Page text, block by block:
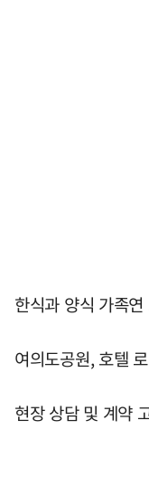
한식과 양식 가족
여의도공원, 호텔
현장 상담 및 계약